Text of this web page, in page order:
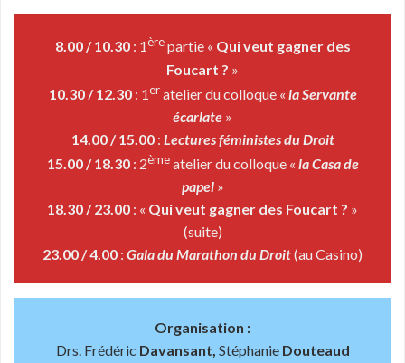
8.00 / 10.30: 1èrepartie « Qui veut gagner des
Foucart ? »
10.30 / 12.30: 1eratelier du colloque « la Servante
écarlate »
14.00 / 15.00: Lectures féministes du Droit
15.00 / 18.30: 2èmeatelier du colloque « la Casa de
papel»
18.30 / 23.00 : « Qui veut gagner des Foucart ? »
(suite)
23.00 / 4.00 : Gala du Marathon du Droit(au Casino)
Organisation :
Drs. Frédéric Davansant, Stéphanie Douteaud